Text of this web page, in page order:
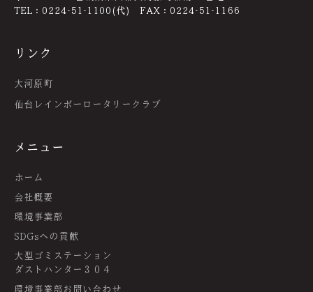
TEL：0224-51-1100(代) FAX：0224-51-1166
リンク
大河原町
仙台レインボーロータリークラブ
メニュー
ホーム
会社概要
環境事業部
SDGsへの貢献
大型ゴミステーション
ダストハンター３０４
環境事業部お問い合わせ